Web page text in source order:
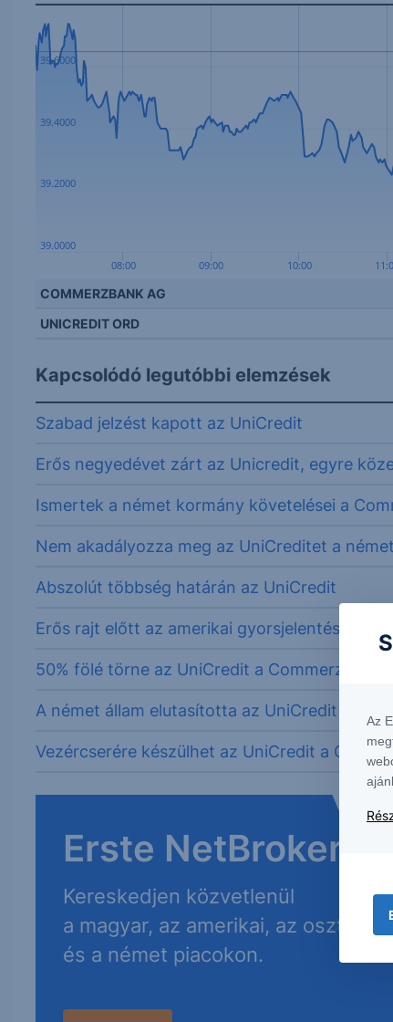
08:00 09:00 10:00
39.0000
39.2000
39.4000
39.6000
COMMERZBANK AG
UNICREDIT ORD
Kapcsolódó legutóbbi elemzések
Szabad jelzést kapott az UniCredit
Erős negyedévet zárt az Unicredit, egyre
Ismertek a német kormány követelései a
Nem akadályozza meg az UniCreditet a
Abszolút többség határán az UniCredit
Erős rajt előtt az amerikai gyorsjelentési
50% fölé törne az UniCredit a
A német állam elutasította az UniCredit
Vezércserére készülhet az UniCredit a
Erste NetBroker
Kereskedjen közvetlenül
a magyar, az amerikai, az osztrák
és a német piacokon.
Az